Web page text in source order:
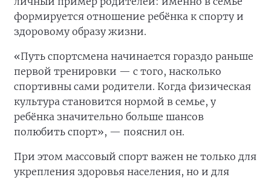
формируется отношение ребёнка к спорту и
здоровому образу жизни.
«Путь спортсмена начинается гораздо раньше
первой тренировки — с того, насколько
спортивны сами родители. Когда физическая
культура становится нормой в семье, у
ребёнка значительно больше шансов
полюбить спорт», — пояснил он.
При этом массовый спорт важен не только для
укрепления здоровья населения, но и для